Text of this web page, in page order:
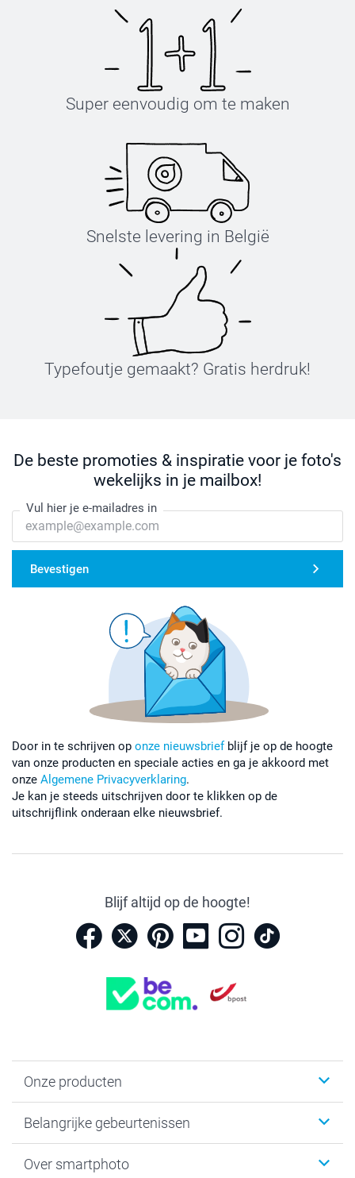
Super eenvoudig om te maken
Snelste levering in België
Typefoutje gemaakt? Gratis herdruk!
De beste promoties & inspiratie voor je foto's
wekelijks in je mailbox!
Vul hier je e-mailadres in
Bevestigen
Door in te schrijven op onze nieuwsbriefblijf je op de hoogte
van onze producten en speciale acties en ga je akkoord met
onze Algemene Privacyverklaring.
Je kan je steeds uitschrijven door te klikken op de
uitschrijflink onderaan elke nieuwsbrief.
Blijf altijd op de hoogte!
Onze producten
Fotogeschenken
Fotoprints, Fotoposter & Fotoalbum met fotoprints
Belangrijke gebeurtenissen
Baby
Over smartphoto